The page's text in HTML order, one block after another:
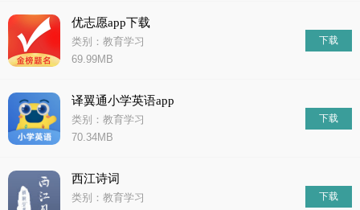
优志愿app下载
类别：教育学习
69.99MB
下载
译翼通小学英语app
类别：教育学习
70.34MB
下载
西江诗词
类别：教育学习
下载